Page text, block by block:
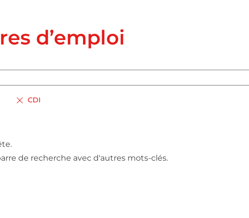
d’emploi
CDI
de recherche avec d'autres mots-clés.